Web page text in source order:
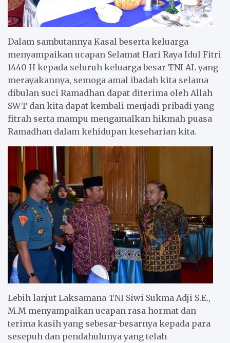
Dalam sambutannya Kasal beserta keluarga
menyampaikan ucapan Selamat Hari Raya Idul Fitri
1440 H kepada seluruh keluarga besar TNI AL yang
merayakannya, semoga amal ibadah kita selama
dibulan suci Ramadhan dapat diterima oleh Allah
SWT dan kita dapat kembali menjadi pribadi yang
fitrah serta mampu mengamalkan hikmah puasa
Ramadhan dalam kehidupan keseharian kita.
Lebih lanjut Laksamana TNI Siwi Sukma Adji S.E.,
M.M menyampaikan ucapan rasa hormat dan
terima kasih yang sebesar-besarnya kepada para
sesepuh dan pendahulunya yang telah